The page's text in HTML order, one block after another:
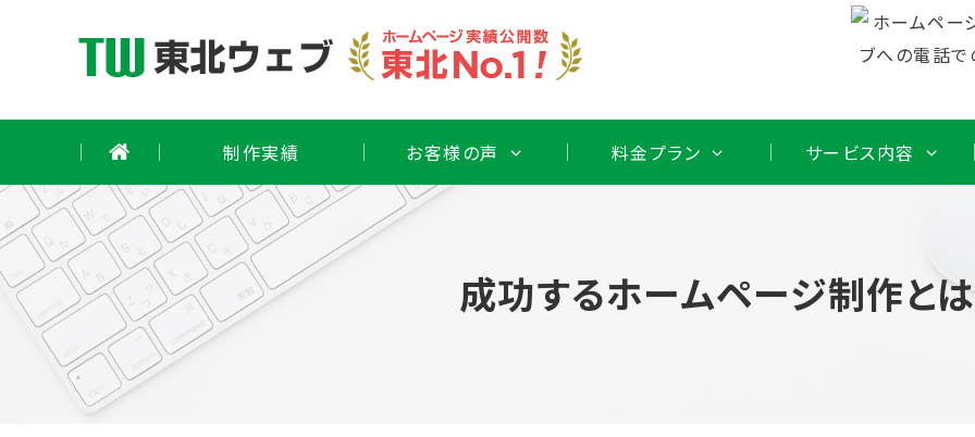
制作実績 お客様の声 料金プラン サービス内容
成功するホームページ制作と